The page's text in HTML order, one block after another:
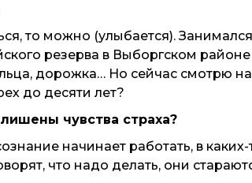
то можно (улыбается).
резерва в Выборгском районе
дорожка… Но сейчас смотрю
до десяти лет?
чувства страха?
начинает работать, в
что надо делать, они